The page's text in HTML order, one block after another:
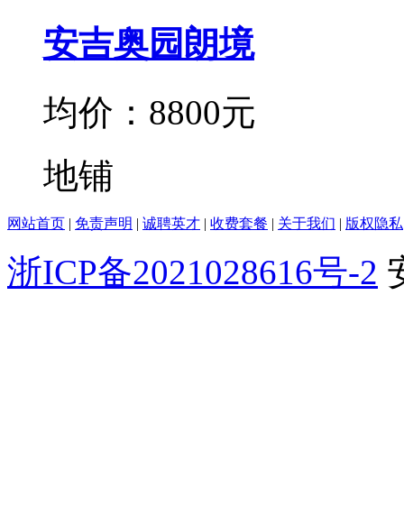
安吉奥园朗境
均价：8800元
地铺
网站首页 | 免责声明 | 诚聘英才 | 收费套餐 | 关于我们 | 版权隐私
浙ICP备2021028616号-2